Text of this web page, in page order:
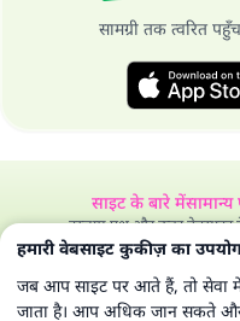
सामग्री तक त्वरित
साइट के बारे में
इस्लाम प्रश्न और उत्तर
हमारी वेबसाइट कुकीज़ का
जब आप साइट पर आते हैं, तो सेवा में
जाता है। आप अधिक जान सकते और